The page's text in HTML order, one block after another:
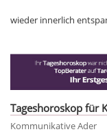
wieder innerlich
Tageshoroskop für
Kommunikative Ader